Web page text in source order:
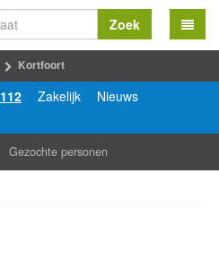
Zoek
Kortfoort
112 Zakelijk
Nieuws
Gezochte personen